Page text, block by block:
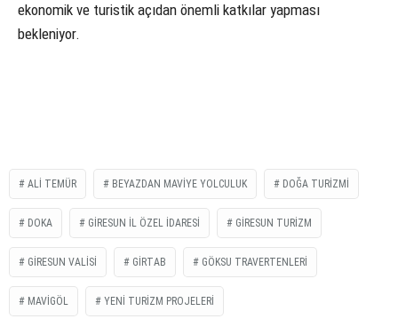
ekonomik ve turistik açıdan önemli katkılar yapması
bekleniyor.
ALI TEMÜR BEYAZDAN MAVIYE YOLCULUK DOĞA TURIZMI
DOKA GIRESUN IL ÖZEL IDARESI GIRESUN TURIZM
GIRESUN VALISI GİRTAB GÖKSU TRAVERTENLERI
MAVIGÖL YENI TURIZM PROJELERI